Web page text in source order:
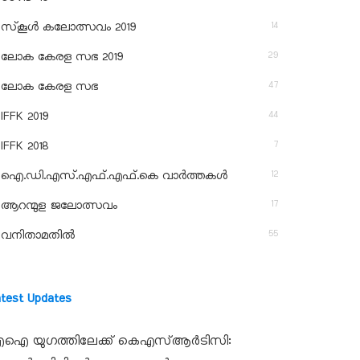
സ്‌കൂള്‍ കലോത്സവം 2019 14
ലോക കേരള സഭ 2019 29
ലോക കേരള സഭ 47
IFFK 2019 44
IFFK 2018 7
ഐ.ഡി.എസ്.എഫ്.എഫ്.കെ വാർത്തകൾ 12
ആറന്മുള ജലോത്സവം 17
വനിതാമതിൽ 55
Updates
യുഗത്തിലേക്ക് കെഎസ്ആർടിസി: